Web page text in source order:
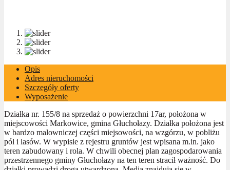
Opis
Adres nieruchomości
Szczegóły oferty
Wyposażenie
Działka nr. 155/8 na sprzedaż o powierzchni 17ar, położona w
miejscowości Markowice, gmina Głuchołazy. Działka położona jest
w bardzo malowniczej części miejsowości, na wzgórzu, w pobliżu
pól i lasów. W wypisie z rejestru gruntów jest wpisana m.in. jako
teren zabudowany i rola. W chwili obecnej plan zagospodarowania
przestrzennego gminy Głuchołazy na ten teren stracił ważność. Do